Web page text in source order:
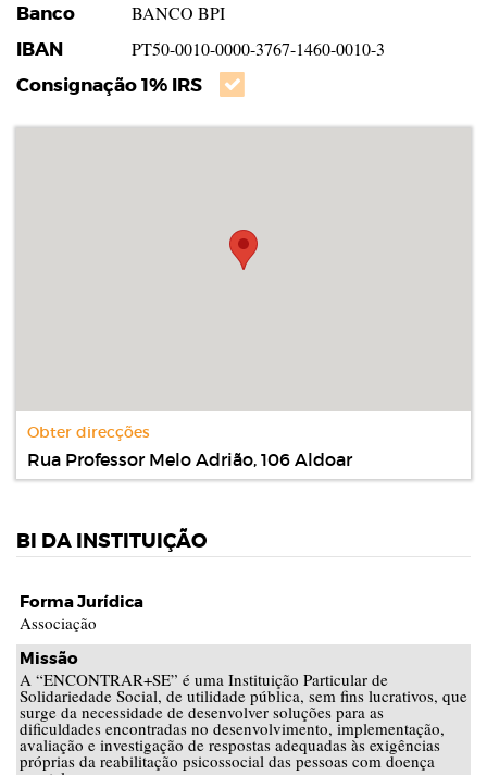
Banco BANCO BPI
IBAN PT50-0010-0000-3767-1460-0010-3
Consignação 1% IRS
Obter direcções
Rua Professor Melo Adrião, 106 Aldoar
BI DA INSTITUIÇÃO
Forma Jurídica
Associação
Missão
A “ENCONTRAR+SE” é uma Instituição Particular de
Solidariedade Social, de utilidade pública, sem fins lucrativos, que
surge da necessidade de desenvolver soluções para as
dificuldades encontradas no desenvolvimento, implementação,
avaliação e investigação de respostas adequadas às exigências
próprias da reabilitação psicossocial das pessoas com doença